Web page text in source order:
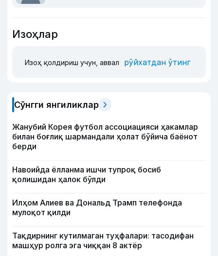
Изоҳлар
Изоҳ қолдириш учун, аввал рўйхатдан ўтинг
Сўнгги янгиликлар
Жанубий Корея футбол ассоциацияси ҳакамлар
билан боғлиқ шармандали ҳолат бўйича баёнот
берди
Навоийда ёлланма ишчи тупроқ босиб
қолишидан ҳалок бўлди
Илҳом Алиев ва Дональд Трамп телефонда
мулоқот қилди
Тақдирнинг кутилмаган туҳфалари: тасодифан
машҳур ролга эга чиққан 8 актёр